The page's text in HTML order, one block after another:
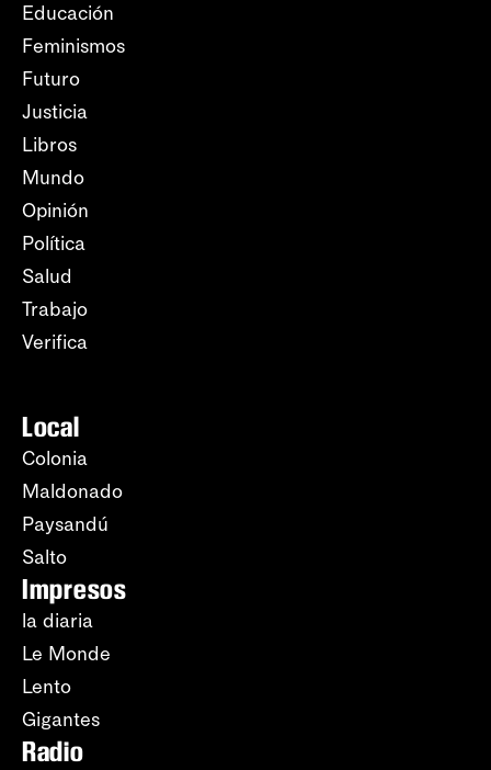
Educación
Feminismos
Futuro
Justicia
Libros
Mundo
Opinión
Política
Salud
Trabajo
Verifica
Local
Colonia
Maldonado
Paysandú
Salto
Impresos
la diaria
Le Monde
Lento
Gigantes
Radio